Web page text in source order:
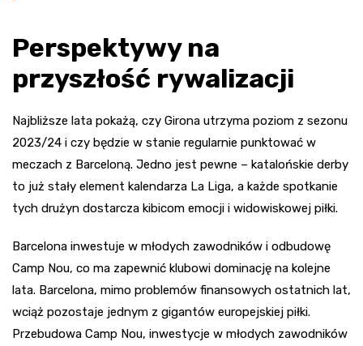
Perspektywy na
przyszłość rywalizacji
Najbliższe lata pokażą, czy Girona utrzyma poziom z sezonu
2023/24 i czy będzie w stanie regularnie punktować w
meczach z Barceloną. Jedno jest pewne – katalońskie derby
to już stały element kalendarza La Liga, a każde spotkanie
tych drużyn dostarcza kibicom emocji i widowiskowej piłki.
Barcelona inwestuje w młodych zawodników i odbudowę
Camp Nou, co ma zapewnić klubowi dominację na kolejne
lata. Barcelona, mimo problemów finansowych ostatnich lat,
wciąż pozostaje jednym z gigantów europejskiej piłki.
Przebudowa Camp Nou, inwestycje w młodych zawodników